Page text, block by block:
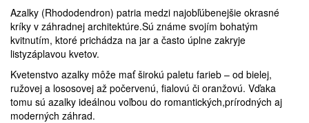
Azalky (Rhododendron) patria medzi najobľúbenejšie okrasné
kríky v záhradnej architektúre.Sú známe svojím bohatým
kvitnutím, ktoré prichádza na jar a často úplne zakryje
listyzáplavou kvetov.
Kvetenstvo azalky môže mať širokú paletu farieb – od bielej,
ružovej a lososovej až počervenú, fialovú či oranžovú. Vďaka
tomu sú azalky ideálnou voľbou do romantických,prírodných aj
moderných záhrad.